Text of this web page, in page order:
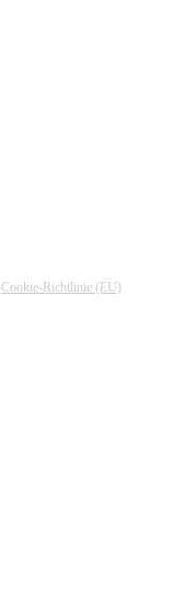
Cookie-Richtlinie (EU)